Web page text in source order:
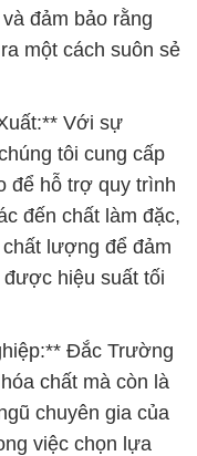
đảm bảo rằng
một cách suôn sẻ
Với sự
tôi cung cấp
để hỗ trợ quy trình
đến chất làm đặc,
lượng để đảm
hiệu suất tối
Đắc Trường
chất mà còn là
chuyên gia của
việc chọn lựa